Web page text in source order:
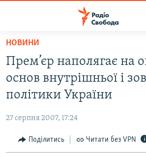
Перейти
основного
матеріалу
Перейти
до
основної
навігації
Перейти
до
РАДІО СВОБОДА – 70 РОКІВ
ВСЕ ЗА ДОБУ
СТАТТІ
ЕКОНОМІКА
СУСПІЛЬСТВО
РОСІЙСЬКА «ФІЛЬТРАЦІЯ»
ДОНБАС.РЕАЛІЇ
НОВИНИ
Прем’єр наполягає на
основ внутрiшньої i
полiтики України
27 серпня 2007, 17:24
Поділитись Читати без VPN